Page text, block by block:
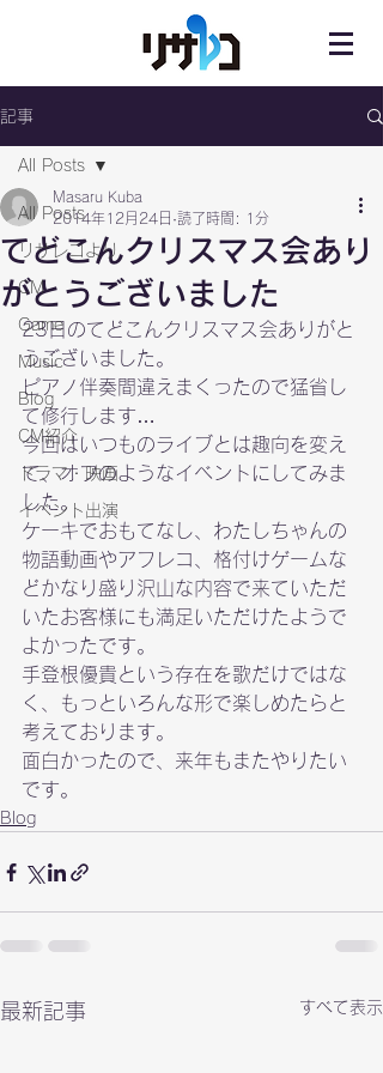
記事
All Posts
リサレコより
CM
Game
Music
Blog
CM紹介
ドラマ・映画
イベント出演
All Posts
てどこんクリスマス会あり
がとうございました
Masaru Kuba
2014年12月24日 読了時間: 1分
23日のてどこんクリスマス会ありがと
うございました。
ピアノ伴奏間違えまくったので猛省し
て修行します…
今回はいつものライブとは趣向を変え
て、オフのようなイベントにしてみま
した。
ケーキでおもてなし、わたしちゃんの
物語動画やアフレコ、格付けゲームな
どかなり盛り沢山な内容で来ていただ
いたお客様にも満足いただけたようで
よかったです。
手登根優貴という存在を歌だけではな
く、もっといろんな形で楽しめたらと
考えております。
面白かったので、来年もまたやりたい
です。
Blog
最新記事 すべて表示